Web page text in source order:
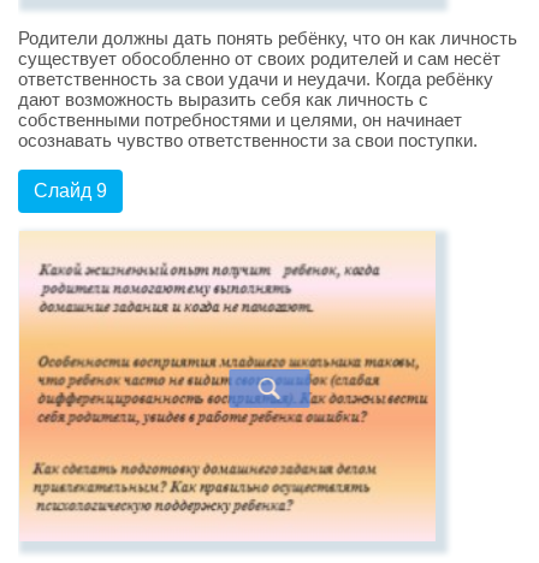
Родители должны дать понять ребёнку, что он как личность
существует обособленно от своих родителей и сам несёт
ответственность за свои удачи и неудачи. Когда ребёнку
дают возможность выразить себя как личность с
собственными потребностями и целями, он начинает
осознавать чувство ответственности за свои поступки.
Слайд 9